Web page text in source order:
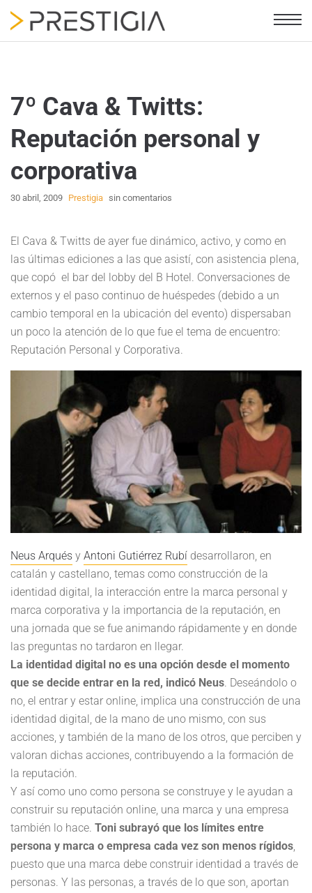
7º Cava & Twitts:
Reputación personal y
corporativa
30 abril, 2009 Prestigia sin comentarios
El Cava & Twitts de ayer fue dinámico, activo, y como en
las últimas ediciones a las que asistí, con asistencia plena,
que copó el bar del lobby del B Hotel. Conversaciones de
externos y el paso continuo de huéspedes (debido a un
cambio temporal en la ubicación del evento) dispersaban
un poco la atención de lo que fue el tema de encuentro:
Reputación Personal y Corporativa.
Neus Arqués y Antoni Gutiérrez Rubí desarrollaron, en
catalán y castellano, temas como construcción de la
identidad digital, la interacción entre la marca personal y
marca corporativa y la importancia de la reputación, en
una jornada que se fue animando rápidamente y en donde
las preguntas no tardaron en llegar.
La identidad digital no es una opción desde el momento
que se decide entrar en la red, indicó Neus. Deseándolo o
no, el entrar y estar online, implica una construcción de una
identidad digital, de la mano de uno mismo, con sus
acciones, y también de la mano de los otros, que perciben y
valoran dichas acciones, contribuyendo a la formación de
la reputación.
Y así como uno como persona se construye y le ayudan a
construir su reputación online, una marca y una empresa
también lo hace. Toni subrayó que los límites entre
persona y marca o empresa cada vez son menos rígidos,
puesto que una marca debe construir identidad a través de
personas. Y las personas, a través de lo que son, aportan